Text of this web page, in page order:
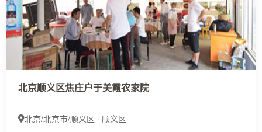
北京顺义区焦庄户于美霞农家院
北京/北京市/顺义区 · 顺义区